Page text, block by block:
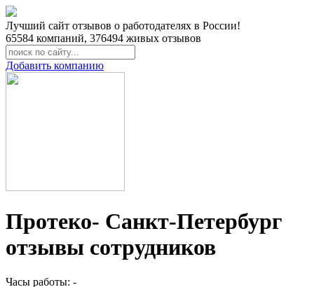
Лучший сайт отзывов о работодателях в России!
65584 компаний, 376494 живых отзывов
Добавить компанию
Протеко- Санкт-Петербург
отзывы сотрудников
Часы работы: -